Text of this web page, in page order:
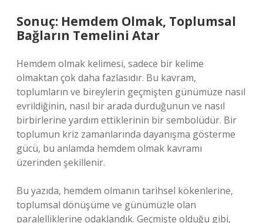
Sonuç: Hemdem Olmak, Toplumsal
Bağların Temelini Atar
Hemdem olmak kelimesi, sadece bir kelime
olmaktan çok daha fazlasıdır. Bu kavram,
toplumların ve bireylerin geçmişten günümüze nasıl
evrildiğinin, nasıl bir arada durduğunun ve nasıl
birbirlerine yardım ettiklerinin bir sembolüdür. Bir
toplumun kriz zamanlarında dayanışma gösterme
gücü, bu anlamda hemdem olmak kavramı
üzerinden şekillenir.
Bu yazıda, hemdem olmanın tarihsel kökenlerine,
toplumsal dönüşüme ve günümüzle olan
paralelliklerine odaklandık. Geçmişte olduğu gibi,